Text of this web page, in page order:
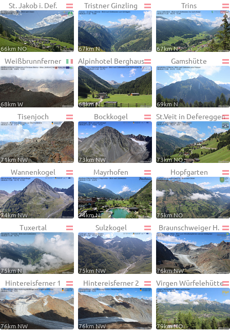
St. Jakob i. Def.
66km NO
Tristner Ginzling
67km N
Trins
67km N
Weißbrunnferner
68km W
Alpinhotel Berghaus
68km N
Gamshütte
69km N
Tisenjoch
71km NW
Bockkogel
73km NW
St.Veit in Defereggen
73km NO
Wannenkogel
74km NW
Mayrhofen
74km N
Hopfgarten
75km NO
Tuxertal
75km N
Sulzkogel
75km NW
Braunschweiger H.
76km NW
Hintereisferner 1
76km NW
Hintereisferner 2
76km NW
Virgen Würfelehütte
79km NO